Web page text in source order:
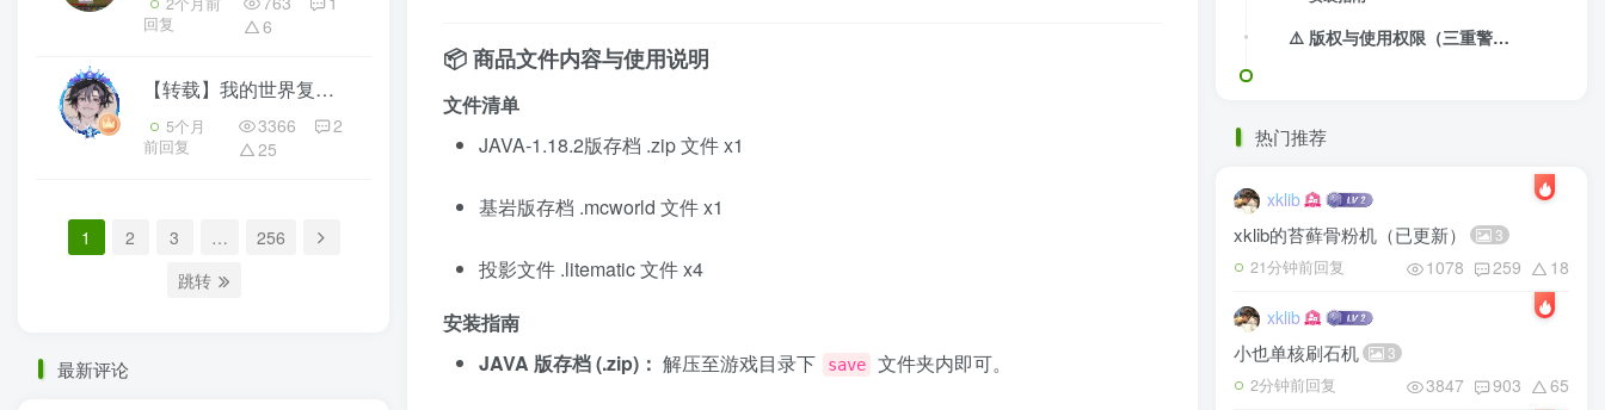
回复
6
【转载】我的世界复刻随便观
5个月
前回复
3366
2
25
1 2 3 …
256
跳转
最新评论
📦 商品文件内容与使用说明
文件清单
JAVA-1.18.2版存档 .zip 文件 x1
基岩版存档 .mcworld 文件 x1
投影文件 .litematic 文件 x4
安装指南
JAVA 版存档 (.zip)： 解压至游戏目录下 save 文件夹内即可。
⚠️ 版权与使用权限（三重警告）
热门推荐
xklib
xklib的苔藓骨粉机（已更新） 3
21分钟前回复 1078 259 18
xklib
小也单核刷石机 3
2分钟前回复 3847 903 65